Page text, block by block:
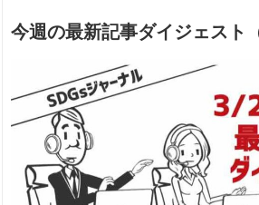
今週の最新記事ダイジェスト